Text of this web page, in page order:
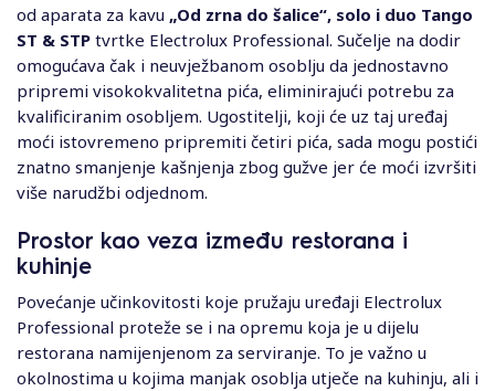
od aparata za kavu „Od zrna do šalice“, solo i duo Tango
ST & STP tvrtke Electrolux Professional. Sučelje na dodir
omogućava čak i neuvježbanom osoblju da jednostavno
pripremi visokokvalitetna pića, eliminirajući potrebu za
kvalificiranim osobljem. Ugostitelji, koji će uz taj uređaj
moći istovremeno pripremiti četiri pića, sada mogu postići
znatno smanjenje kašnjenja zbog gužve jer će moći izvršiti
više narudžbi odjednom.
Prostor kao veza između restorana i
kuhinje
Povećanje učinkovitosti koje pružaju uređaji Electrolux
Professional proteže se i na opremu koja je u dijelu
restorana namijenjenom za serviranje. To je važno u
okolnostima u kojima manjak osoblja utječe na kuhinju, ali i